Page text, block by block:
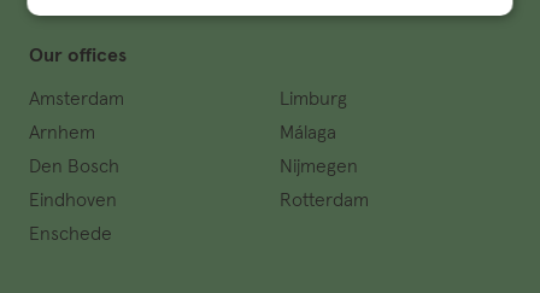
Our offices
Amsterdam
Arnhem
Den Bosch
Eindhoven
Enschede
Limburg
Málaga
Nijmegen
Rotterdam